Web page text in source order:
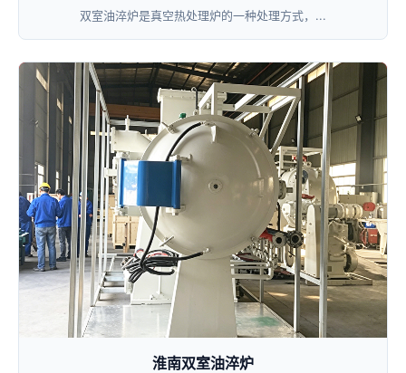
双室油淬炉是真空热处理炉的一种处理方式，...
淮南双室油淬炉